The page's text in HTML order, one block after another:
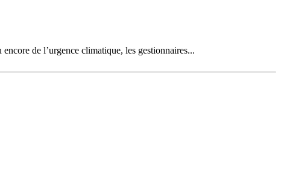
de l’urgence climatique, les gestionnaires...